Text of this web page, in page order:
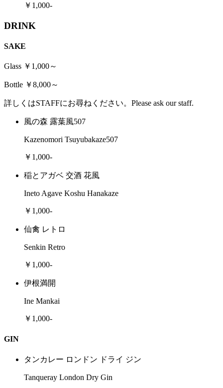
￥1,000-
DRINK
SAKE
Glass ￥1,000～
Bottle ￥8,000～
詳しくはSTAFFにお尋ねください。Please ask our staff.
風の森 露葉風507
Kazenomori Tsuyubakaze507
￥1,000-
稲とアガベ 交酒 花風
Ineto Agave Koshu Hanakaze
￥1,000-
仙禽 レトロ
Senkin Retro
￥1,000-
伊根満開
Ine Mankai
￥1,000-
GIN
タンカレー ロンドン ドライ ジン
Tanqueray London Dry Gin